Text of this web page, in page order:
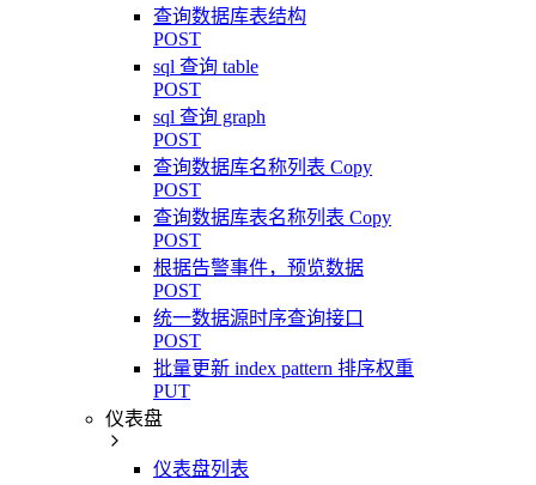
查询数据库表结构
POST
sql 查询 table
POST
sql 查询 graph
POST
查询数据库名称列表 Copy
POST
查询数据库表名称列表 Copy
POST
根据告警事件，预览数据
POST
统一数据源时序查询接口
POST
批量更新 index pattern 排序权重
PUT
仪表盘
仪表盘列表